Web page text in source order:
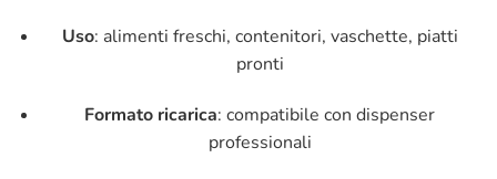
Uso: alimenti freschi, contenitori, vaschette, piatti
pronti
Formato ricarica: compatibile con dispenser
professionali